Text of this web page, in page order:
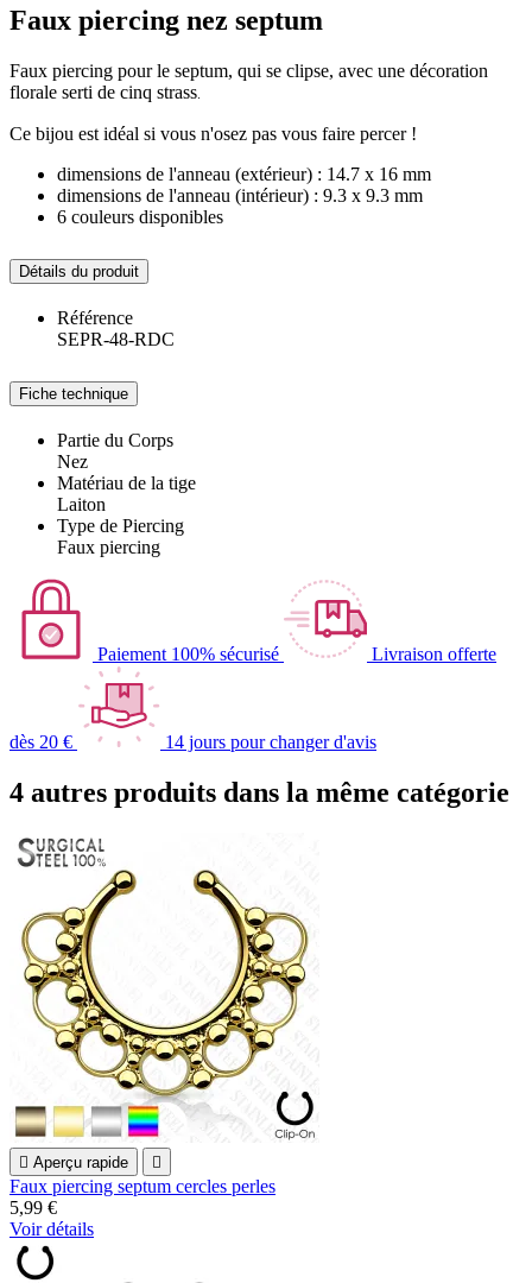
Faux piercing nez septum
Faux piercing pour le septum, qui se clipse, avec une décoration
florale serti de cinq strass.
Ce bijou est idéal si vous n'osez pas vous faire percer !
dimensions de l'anneau (extérieur) : 14.7 x 16 mm
dimensions de l'anneau (intérieur) : 9.3 x 9.3 mm
6 couleurs disponibles
Détails du produit
Référence
SEPR-48-RDC
Fiche technique
Partie du Corps
Nez
Matériau de la tige
Laiton
Type de Piercing
Faux piercing
Paiement 100% sécurisé Livraison offerte
dès 20 € 14 jours pour changer d'avis
4 autres produits dans la même catégorie
 Aperçu rapide 
Faux piercing septum cercles perles
5,99 €
Voir détails